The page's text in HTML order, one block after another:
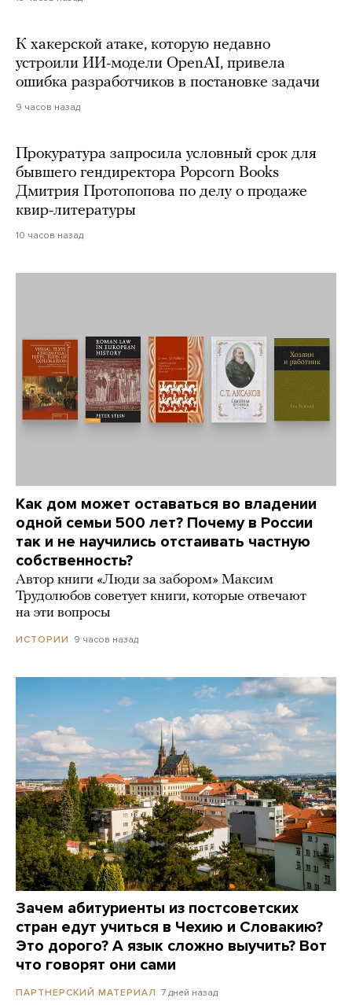
К хакерской атаке, которую недавно
устроили ИИ-модели OpenAI, привела
ошибка разработчиков в постановке задачи
9 часов назад
Прокуратура запросила условный срок для
бывшего гендиректора Popcorn Books
Дмитрия Протопопова по делу о продаже
квир-литературы
10 часов назад
Как дом может оставаться во владении
одной семьи 500 лет? Почему в России
так и не научились отстаивать частную
собственность?
Автор книги «Люди за забором» Максим
Трудолюбов советует книги, которые отвечают
на эти вопросы
ИСТОРИИ 9 часов назад
Зачем абитуриенты из постсоветских
стран едут учиться в Чехию и Словакию?
Это дорого? А язык сложно выучить? Вот
что говорят они сами
ПАРТНЕРСКИЙ МАТЕРИАЛ 7 дней назад